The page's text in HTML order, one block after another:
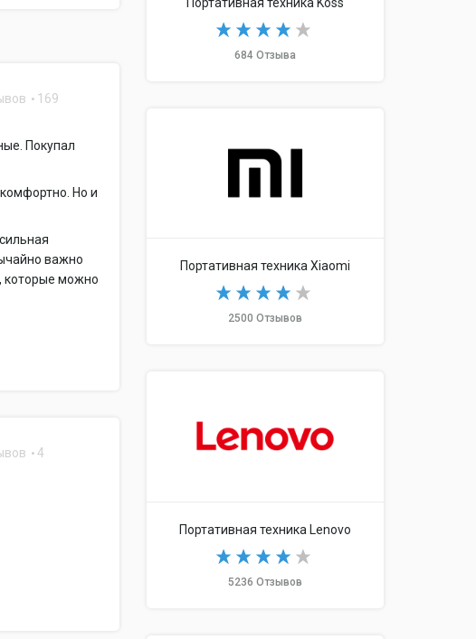
169
Покупал
Но и
важно
которые можно
4
Портативная техника Koss
684 Отзыва
Портативная техника Xiaomi
2500 Отзывов
Портативная техника Lenovo
5236 Отзывов